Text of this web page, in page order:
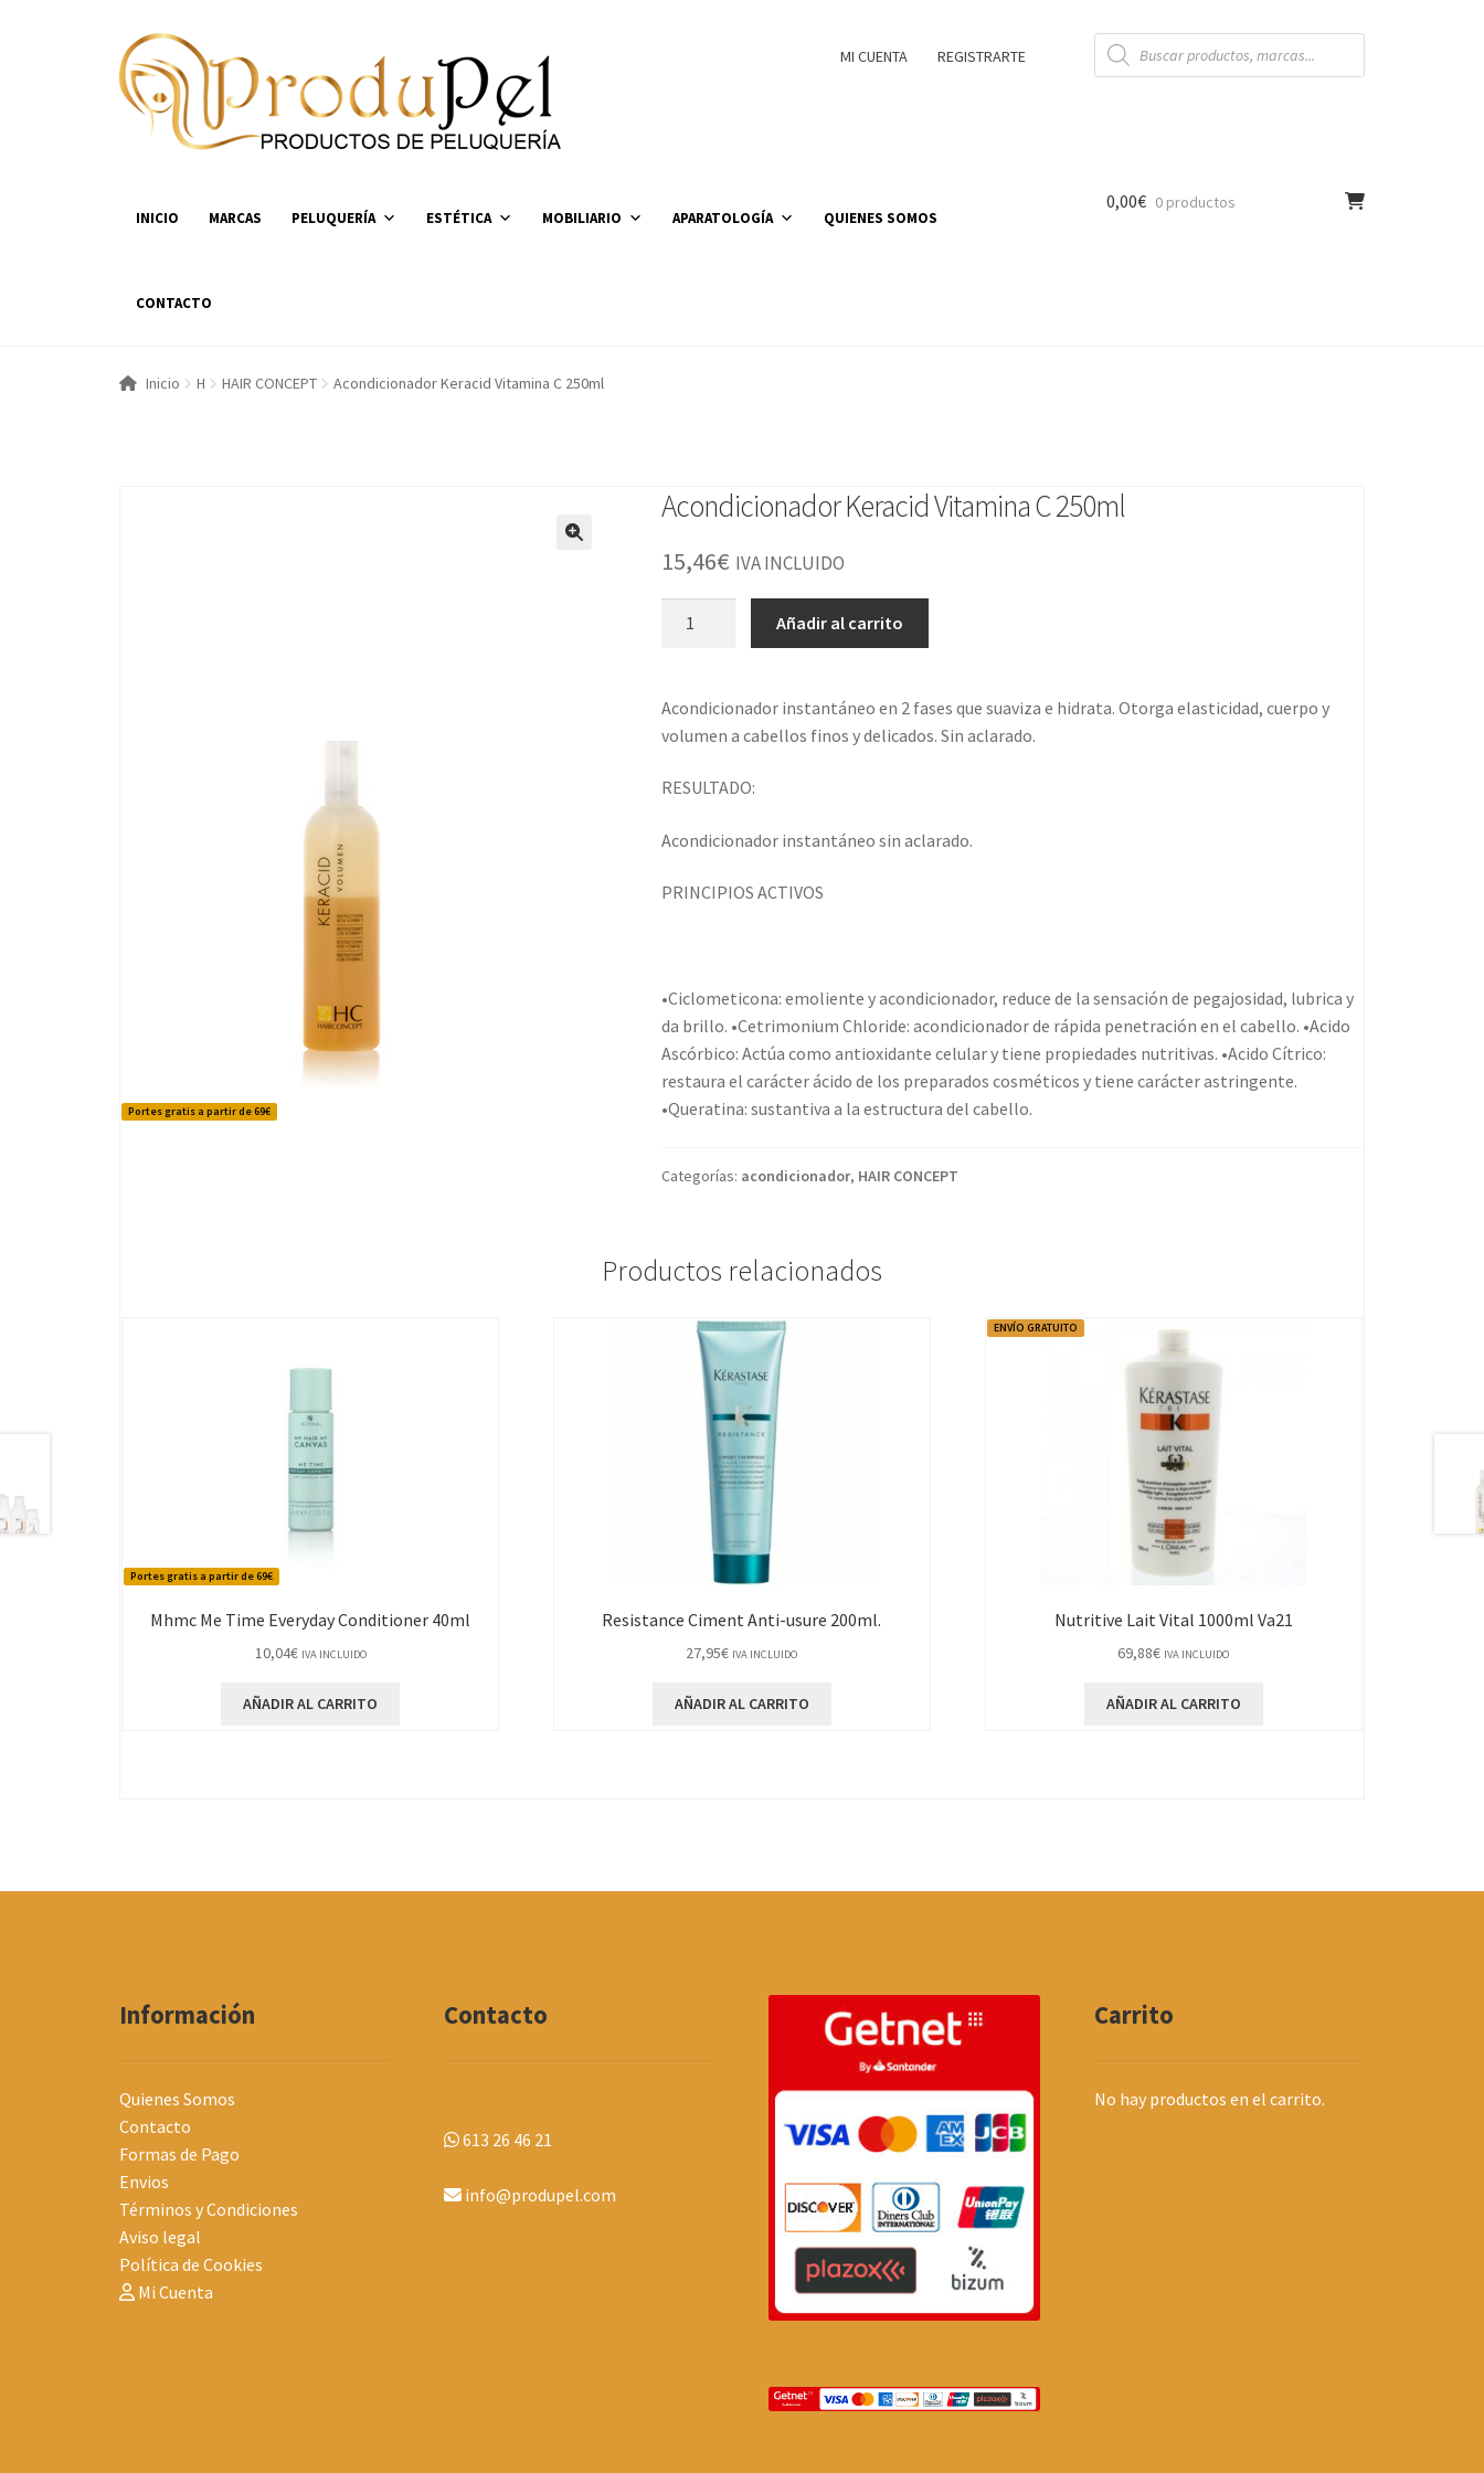
Ir
a
la
navegación
Ir
al
contenido
MI CUENTA REGISTRARTE
Búsqueda
de
productos
INICIO MARCAS PELUQUERÍA ESTÉTICA MOBILIARIO APARATOLOGÍA QUIENES SOMOS
CONTACTO
0,00€ 0 productos
Inicio H HAIR CONCEPT Acondicionador Keracid Vitamina C 250ml
Portes gratis a partir de 69€
Acondicionador Keracid Vitamina C 250ml
15,46€ IVA INCLUIDO
250ml
cantidad
Añadir al carrito
Acondicionador instantáneo en 2 fases que suaviza e hidrata. Otorga elasticidad, cuerpo y
volumen a cabellos finos y delicados. Sin aclarado.
RESULTADO:
Acondicionador instantáneo sin aclarado.
PRINCIPIOS ACTIVOS
•Ciclometicona: emoliente y acondicionador, reduce de la sensación de pegajosidad, lubrica y
da brillo. •Cetrimonium Chloride: acondicionador de rápida penetración en el cabello. •Acido
Ascórbico: Actúa como antioxidante celular y tiene propiedades nutritivas. •Acido Cítrico:
restaura el carácter ácido de los preparados cosméticos y tiene carácter astringente.
•Queratina: sustantiva a la estructura del cabello.
Categorías: acondicionador, HAIR CONCEPT
Productos relacionados
Portes gratis a partir de 69€
Mhmc Me Time Everyday Conditioner 40ml
10,04€ IVA INCLUIDO
AÑADIR AL CARRITO
Resistance Ciment Anti-usure 200ml.
27,95€ IVA INCLUIDO
AÑADIR AL CARRITO
ENVÍO GRATUITO
Nutritive Lait Vital 1000ml Va21
69,88€ IVA INCLUIDO
AÑADIR AL CARRITO
Información
Quienes Somos
Contacto
Formas de Pago
Envios
Términos y Condiciones
Aviso legal
Política de Cookies
Mi Cuenta
Contacto
613 26 46 21
info@produpel.com
Carrito
No hay productos en el carrito.